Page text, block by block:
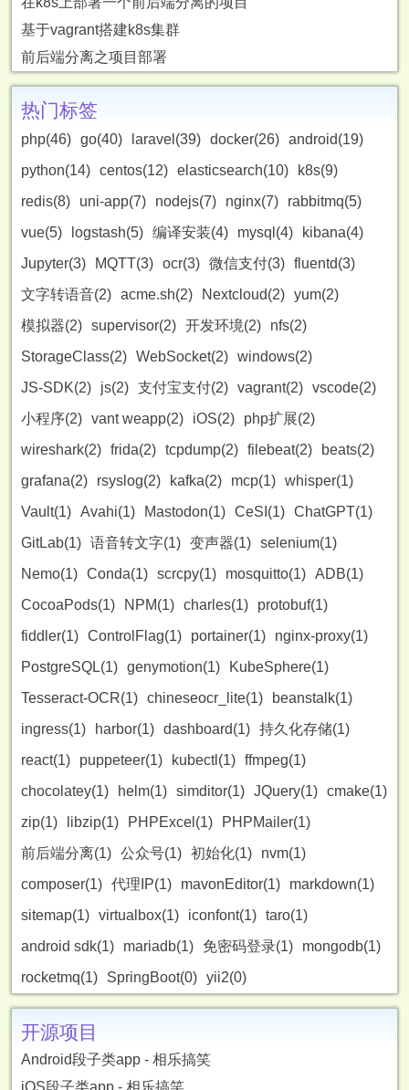
基于vagrant搭建k8s集群
前后端分离之项目部署
热门标签
php(46) go(40) laravel(39) docker(26) android(19)
python(14) centos(12) elasticsearch(10)
k8s(9)
redis(8)
uni-app(7) nodejs(7) nginx(7)
rabbitmq(5)
vue(5)
logstash(5) 编译安装(4) mysql(4)
kibana(4)
Jupyter(3)
MQTT(3) ocr(3) 微信支付(3) fluentd(3)
文字转语音(2) acme.sh(2) Nextcloud(2) yum(2)
模拟器(2) supervisor(2) 开发环境(2)
nfs(2)
StorageClass(2) WebSocket(2) windows(2)
JS-SDK(2)
js(2) 支付宝支付(2) vagrant(2) vscode(2)
小程序(2) vant weapp(2) iOS(2)
php扩展(2)
wireshark(2) frida(2) tcpdump(2) filebeat(2)
beats(2)
grafana(2)
rsyslog(2) kafka(2) mcp(1) whisper(1)
Vault(1) Avahi(1) Mastodon(1) CeSI(1) ChatGPT(1)
GitLab(1) 语音转文字(1) 变声器(1) selenium(1)
Nemo(1) Conda(1) scrcpy(1) mosquitto(1) ADB(1)
CocoaPods(1)
NPM(1) charles(1)
protobuf(1)
fiddler(1) ControlFlag(1) portainer(1)
nginx-proxy(1)
PostgreSQL(1) genymotion(1)
KubeSphere(1)
Tesseract-OCR(1) chineseocr_lite(1)
beanstalk(1)
ingress(1)
harbor(1) dashboard(1) 持久化存储(1)
react(1)
puppeteer(1) kubectl(1) ffmpeg(1)
chocolatey(1)
helm(1) simditor(1) JQuery(1) cmake(1)
zip(1)
libzip(1) PHPExcel(1)
PHPMailer(1)
前后端分离(1) 公众号(1) 初始化(1)
nvm(1)
composer(1) 代理IP(1) mavonEditor(1)
markdown(1)
sitemap(1) virtualbox(1) iconfont(1) taro(1)
android sdk(1)
mariadb(1) 免密码登录(1)
mongodb(1)
rocketmq(1)
SpringBoot(0) yii2(0)
开源项目
Android段子类app - 相乐搞笑
iOS段子类app - 相乐搞笑